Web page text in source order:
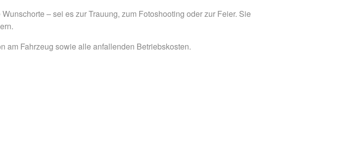
– sei es zur Trauung, zum Fotoshooting oder zur Feier. Sie
am Fahrzeug sowie alle anfallenden Betriebskosten.